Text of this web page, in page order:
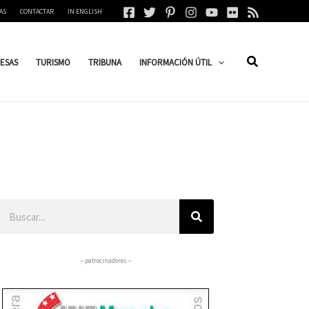
CONTACTAR IN ENGLISH
TURISMO TRIBUNA INFORMACIÓN ÚTIL
– patrocinadores –